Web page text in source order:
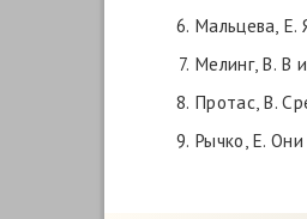
Мальцева, Е.
Мелинг, В. В
Протас, В.
Рычко, Е.